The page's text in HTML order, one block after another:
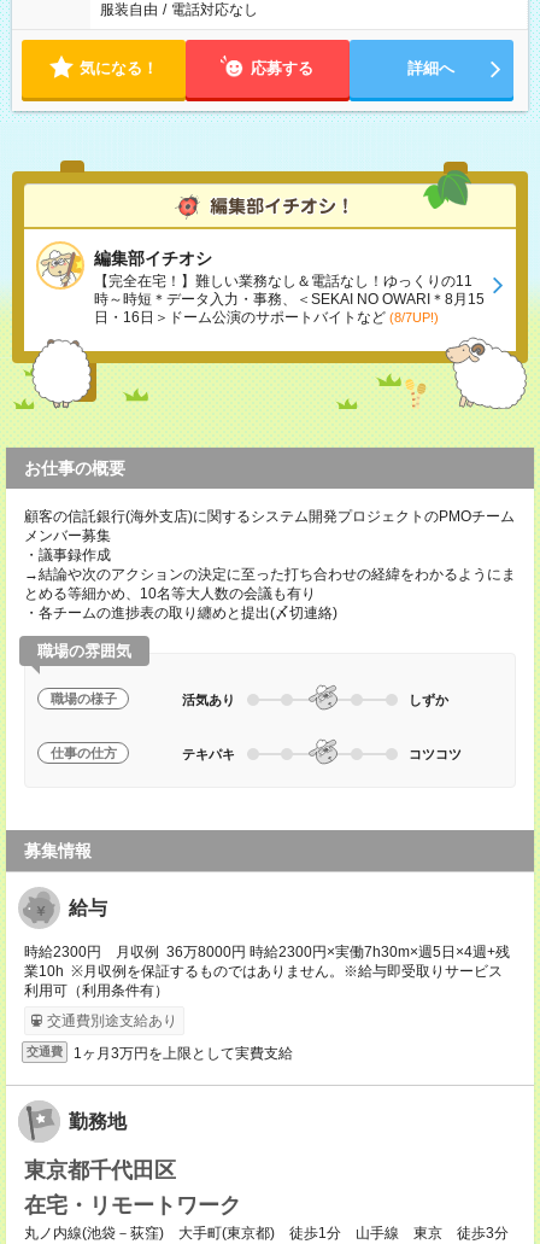
服装自由 / 電話対応なし
気になる！ 応募する 詳細へ
編集部イチオシ
【完全在宅！】難しい業務なし＆電話なし！ゆっくりの11
時～時短＊データ入力・事務、＜SEKAI NO OWARI＊8月15
日・16日＞ドーム公演のサポートバイトなど (8/7UP!)
お仕事の概要
顧客の信託銀行(海外支店)に関するシステム開発プロジェクトのPMOチーム
メンバー募集
・議事録作成
→結論や次のアクションの決定に至った打ち合わせの経緯をわかるようにま
とめる等細かめ、10名等大人数の会議も有り
・各チームの進捗表の取り纏めと提出(〆切連絡)
職場の雰囲気
職場の様子 活気あり しずか
仕事の仕方 テキパキ コツコツ
募集情報
給与
時給2300円 月収例 36万8000円 時給2300円×実働7h30m×週5日×4週+残
業10h ※月収例を保証するものではありません。※給与即受取りサービス
利用可（利用条件有）
交通費別途支給あり
交通費 1ヶ月3万円を上限として実費支給
勤務地
東京都千代田区
在宅・リモートワーク
丸ノ内線(池袋－荻窪) 大手町(東京都) 徒歩1分 山手線 東京 徒歩3分